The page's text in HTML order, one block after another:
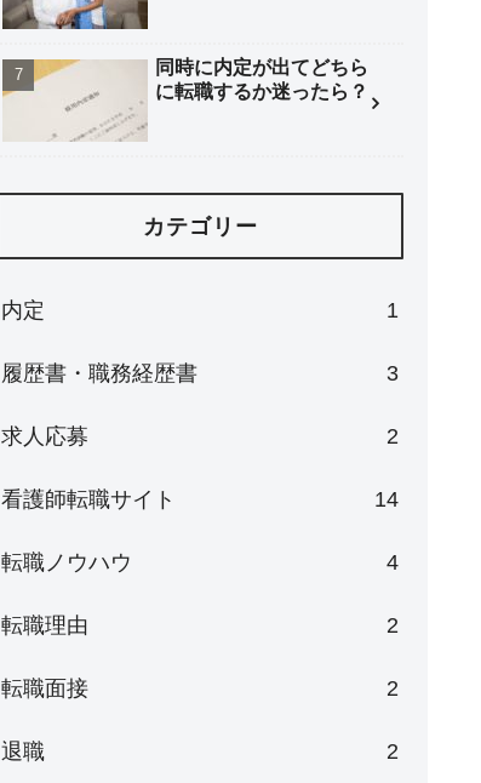
同時に内定が出てどちら
に転職するか迷ったら？
カテゴリー
内定 1
履歴書・職務経歴書 3
求人応募 2
看護師転職サイト 14
転職ノウハウ 4
転職理由 2
転職面接 2
退職 2